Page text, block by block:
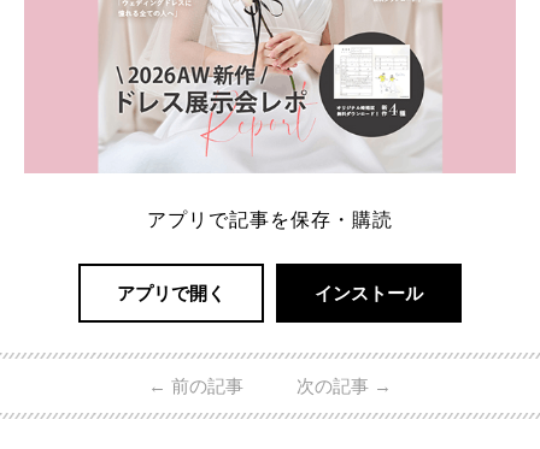
アプリで記事を保存・購読
アプリで開く インストール
← 前の記事 次の記事 →